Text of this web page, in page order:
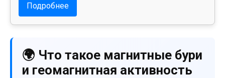
Подробнее
🌍 Что такое магнитные бури
и геомагнитная активность